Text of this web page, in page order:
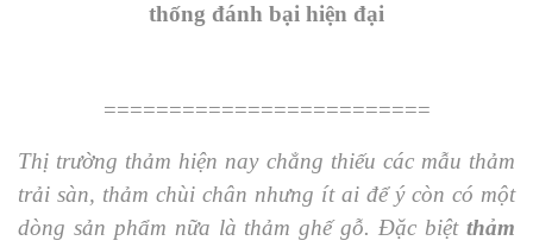
thống đánh bại hiện đại
=========================
Thị trường thảm hiện nay chẳng thiếu các mẫu thảm
trải sàn, thảm chùi chân nhưng ít ai để ý còn có một
dòng sản phẩm nữa là thảm ghế gỗ. Đặc biệt thảm